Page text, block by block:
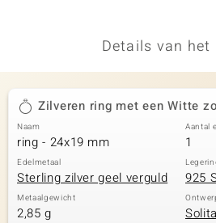
Details van het
Zilveren ring met een Witte
Naam
ring - 24x19 mm
Aantal
1
Edelmetaal
Sterling zilver geel verguld 925
Metaalgewicht
2,85 g